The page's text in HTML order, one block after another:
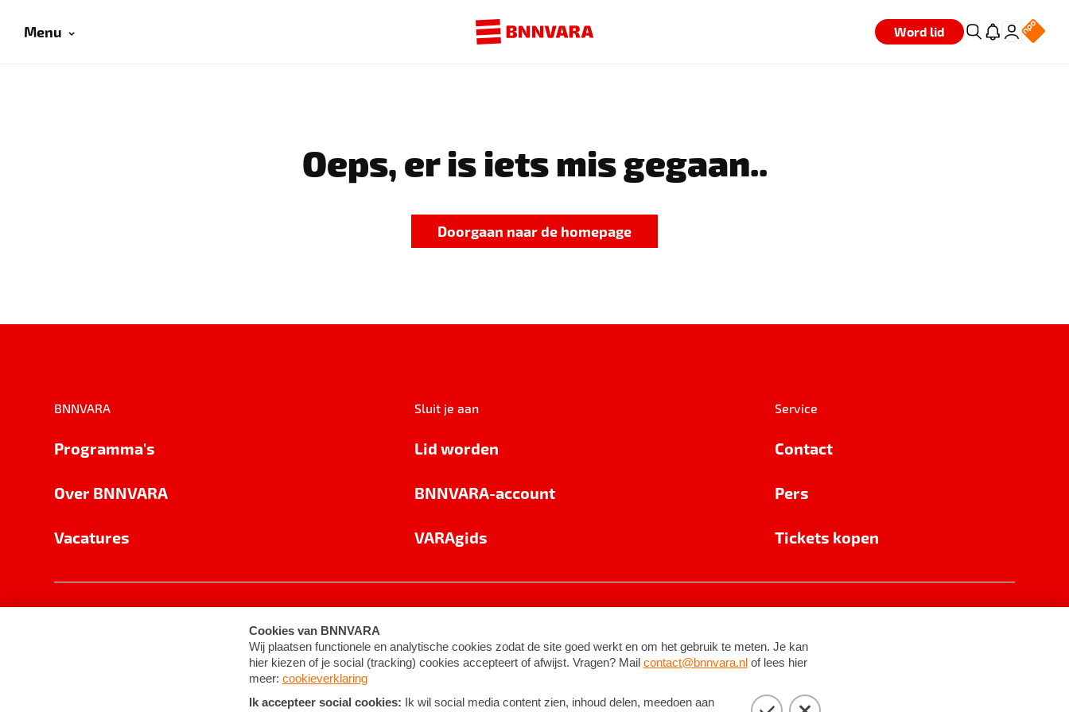
Menu Word lid
Oeps, er is iets mis gegaan..
Doorgaan naar de homepage
BNNVARA
Programma's
Over BNNVARA
Vacatures
Sluit je aan
Lid worden
BNNVARA-account
VARAgids
Service
Contact
Pers
Tickets kopen
Cookie-instellingen Algemene voorwaarden ©2026BNNVARA